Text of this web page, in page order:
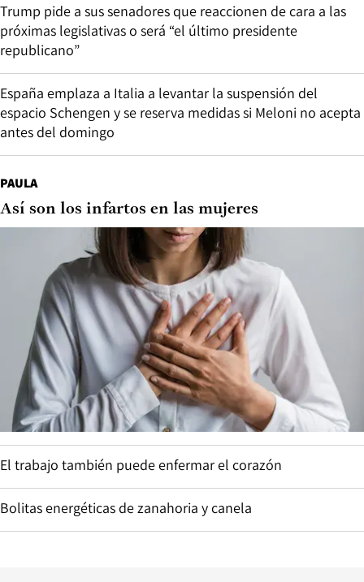
Trump pide a sus senadores que reaccionen de cara a las
próximas legislativas o será “el último presidente
republicano”
España emplaza a Italia a levantar la suspensión del
espacio Schengen y se reserva medidas si Meloni no acepta
antes del domingo
PAULA
Así son los infartos en las mujeres
El trabajo también puede enfermar el corazón
Bolitas energéticas de zanahoria y canela